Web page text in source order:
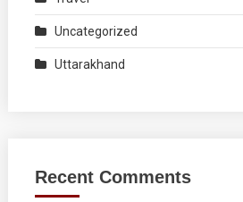
Uncategorized
Uttarakhand
Recent Comments